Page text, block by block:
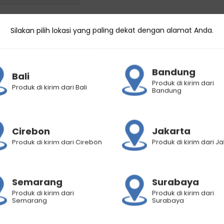
Untuk Rambut Rontok dan Ketombe / Anti Hair Fall
dan berketombe?
Advisor Anti-Hair Fall Defense Hair & Scalp Tonic!
mengurangi kerontokan rambut sekaligus melawan
memperkuat akar rambut dan membantu rambut
kulit kepala sehingga mampu mencegah munculnya
lebih mudah menggunakannya.
setelah keramas, kemudian lakukan pemijatan
Silakan pilih lokasi yang paling dekat dengan alamat Anda.
Bali
Produk di kirim dari Bali
Bandung
Produk di kirim dari
Bandung
Cirebon
Produk di kirim dari Cirebon
Jakarta
Produk di kirim dari
Semarang
Produk di kirim dari
Semarang
Surabaya
Produk di kirim dari
Surabaya